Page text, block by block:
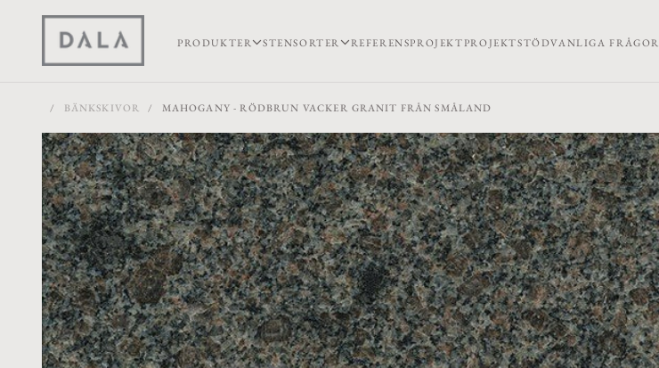
PRODUKTER STENSORTER REFERENSPROJEKTPROJEKTSTÖDVANLIGA FRÅGOR
/ BÄNKSKIVOR / MAHOGANY - RÖDBRUN VACKER GRANIT FRÅN SMÅLAND